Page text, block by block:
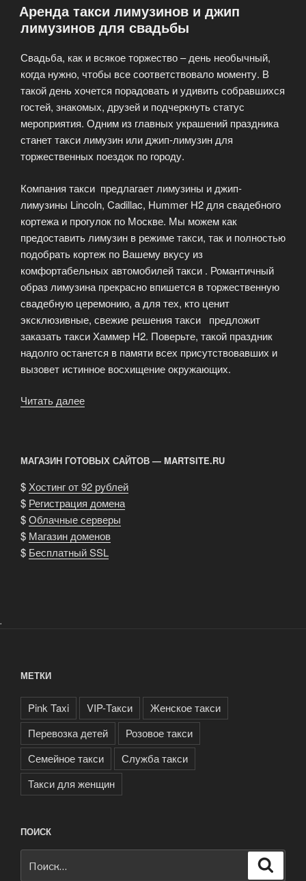
Москве»
Аренда такси лимузинов и джип
лимузинов для свадьбы
Свадьба, как и всякое торжество – день необычный,
когда нужно, чтобы все соответствовало моменту. В
такой день хочется порадовать и удивить собравшихся
гостей, знакомых, друзей и подчеркнуть статус
мероприятия. Одним из главных украшений праздника
станет такси лимузин или джип-лимузин для
торжественных поездок по городу.
Компания такси предлагает лимузины и джип-
лимузины Lincoln, Cadillac, Hummer H2 для свадебного
кортежа и прогулок по Москве. Мы можем как
предоставить лимузин в режиме такси, так и полностью
подобрать кортеж по Вашему вкусу из
комфортабельных автомобилей такси . Романтичный
образ лимузина прекрасно впишется в торжественную
свадебную церемонию, а для тех, кто ценит
эксклюзивные, свежие решения такси предложит
заказать такси Хаммер H2. Поверьте, такой праздник
надолго останется в памяти всех присутствовавших и
вызовет истинное восхищение окружающих.
Читать далее
джип
лимузинов
для
свадьбы»
МАГАЗИН ГОТОВЫХ САЙТОВ — MARTSITE.RU
$Хостинг от 92 рублей
$ Регистрация домена
$Облачные серверы
$ Магазин доменов
$ Бесплатный SSL
.
МЕТКИ
Pink Taxi VIP-Такси
Женское такси
Перевозка детей
Розовое такси
Семейное такси
Служба такси
Такси для женщин
ПОИСК